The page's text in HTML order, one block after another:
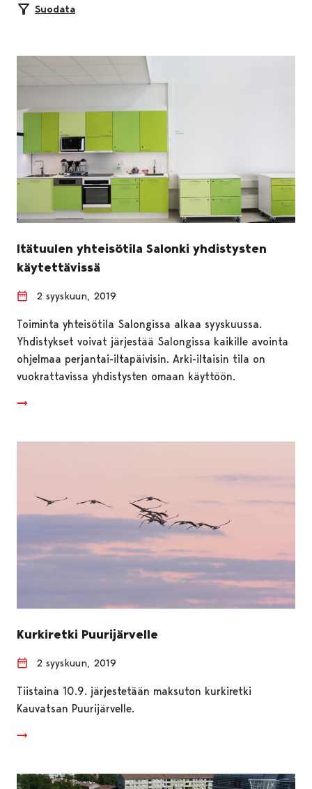
Suodata
Itätuulen yhteisötila Salonki yhdistysten
käytettävissä
2 syyskuun, 2019
Toiminta yhteisötila Salongissa alkaa syyskuussa.
Yhdistykset voivat järjestää Salongissa kaikille avointa
ohjelmaa perjantai-iltapäivisin. Arki-iltaisin tila on
vuokrattavissa yhdistysten omaan käyttöön.
Kurkiretki Puurijärvelle
2 syyskuun, 2019
Tiistaina 10.9. järjestetään maksuton kurkiretki
Kauvatsan Puurijärvelle.